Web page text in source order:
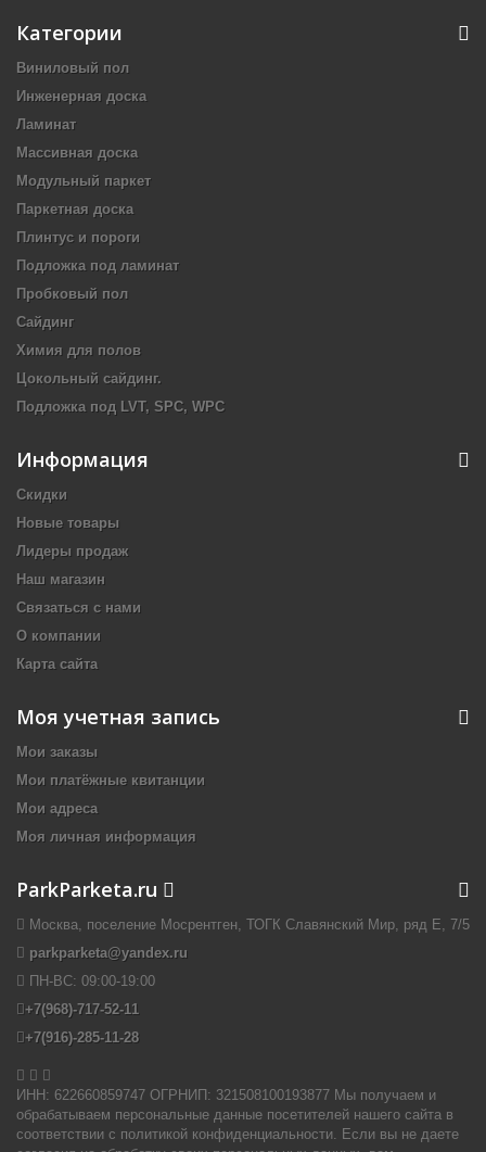
Категории
Виниловый пол
Инженерная доска
Ламинат
Массивная доска
Модульный паркет
Паркетная доска
Плинтус и пороги
Подложка под ламинат
Пробковый пол
Сайдинг
Химия для полов
Цокольный сайдинг.
Подложка под LVT, SPC, WPC
Информация
Скидки
Новые товары
Лидеры продаж
Наш магазин
Связаться с нами
О компании
Карта сайта
Моя учетная запись
Мои заказы
Мои платёжные квитанции
Мои адреса
Моя личная информация
ParkParketa.ru
Москва, поселение Мосрентген, ТОГК Славянский Мир, ряд Е, 7/5
parkparketa@yandex.ru
ПН-ВС: 09:00-19:00
+7(968)-717-52-11
+7(916)-285-11-28
 
ИНН: 622660859747 ОГРНИП: 321508100193877 Мы получаем и
обрабатываем персональные данные посетителей нашего сайта в
соответствии с политикой конфиденциальности. Если вы не даете